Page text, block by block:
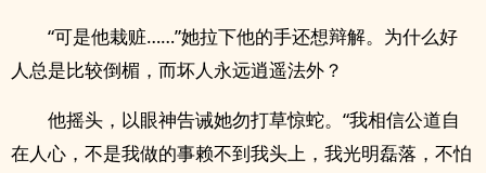
“可是他栽赃……”她拉下他的手还想辩解。为什么好
人总是比较倒楣，而坏人永远逍遥法外？
他摇头，以眼神告诫她勿打草惊蛇。“我相信公道自
在人心，不是我做的事赖不到我头上，我光明磊落，不怕